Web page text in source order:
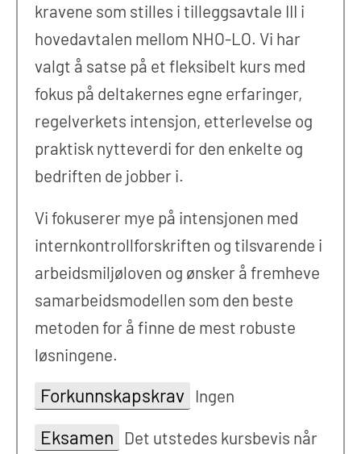
kravene som stilles i tilleggsavtale III i
hovedavtalen mellom NHO-LO. Vi har
valgt å satse på et fleksibelt kurs med
fokus på deltakernes egne erfaringer,
regelverkets intensjon, etterlevelse og
praktisk nytteverdi for den enkelte og
bedriften de jobber i.
Vi fokuserer mye på intensjonen med
internkontrollforskriften og tilsvarende i
arbeidsmiljøloven og ønsker å fremheve
samarbeidsmodellen som den beste
metoden for å finne de mest robuste
løsningene.
Forkunnskapskrav Ingen
Eksamen
Det utstedes kursbevis når